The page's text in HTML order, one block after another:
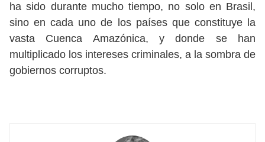
ha sido durante mucho tiempo, no solo en Brasil,
sino en cada uno de los países que constituye la
vasta Cuenca Amazónica, y donde se han
multiplicado los intereses criminales, a la sombra de
gobiernos corruptos.